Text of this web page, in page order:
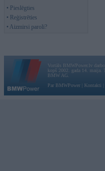
• Pieslēgties
• Reģistrēties
• Aizmirsi paroli?
Vortāls BMWPower.lv
kopš 2002. gada 14. maija.
BMW AG.
Par BMWPower
Kontakti